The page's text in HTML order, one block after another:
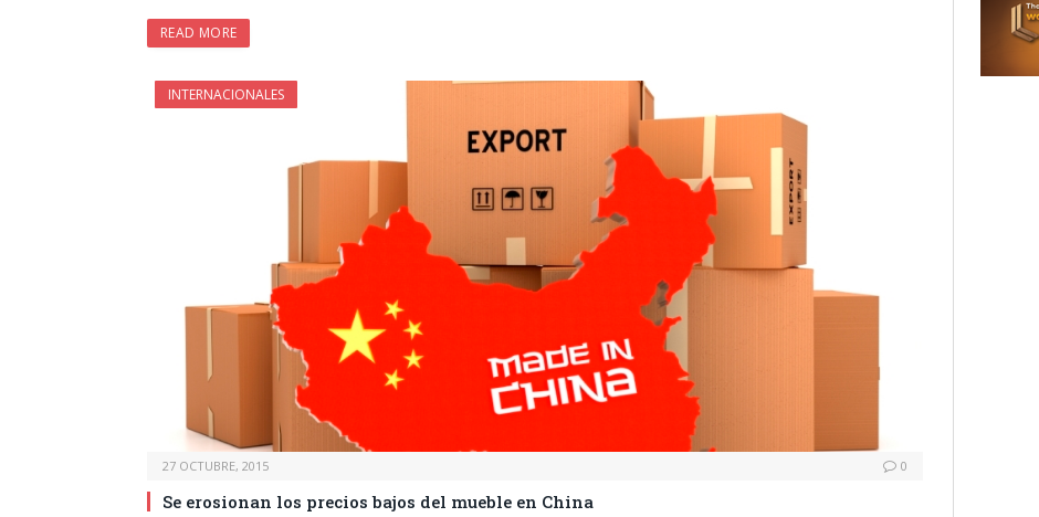
READ MORE
INTERNACIONALES
27 OCTUBRE, 2015 0
Se erosionan los precios bajos del mueble en China